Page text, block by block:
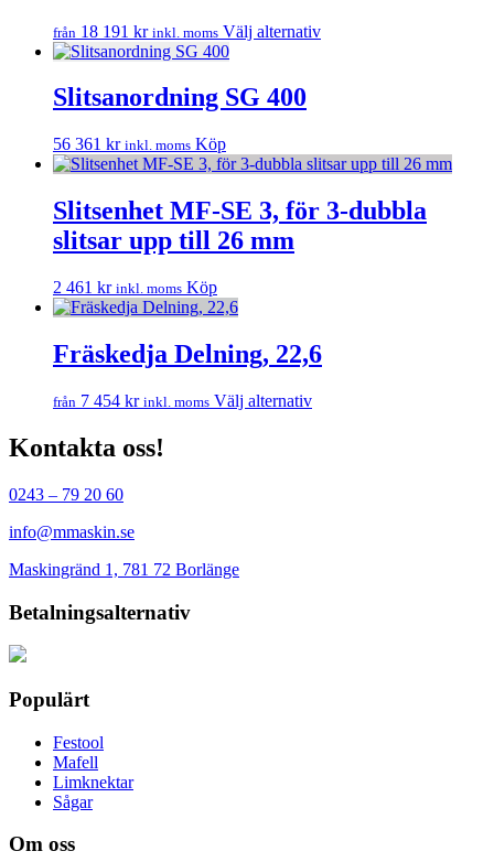
från 18 191 kr inkl. moms Välj alternativDen
olika
kan
väljas
Slitsanordning SG 400
56 361 kr inkl. moms Köp
Slitsenhet MF-SE 3, för 3-dubbla
slitsar upp till 26 mm
2 461 kr inkl. moms Köp
Fräskedja Delning, 22,6
från 7 454 kr inkl. moms Välj alternativDen
Kontakta oss!
0243 – 79 20 60
info@mmaskin.se
Maskingränd 1, 781 72 Borlänge
Betalningsalternativ
Populärt
Festool
Mafell
Limknektar
Sågar
Om oss